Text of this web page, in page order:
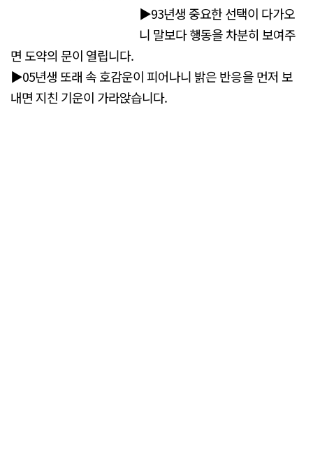
▶93년생 중요한 선택이 다가오
니 말보다 행동을 차분히 보여주
면 도약의 문이 열립니다.
▶05년생 또래 속 호감운이 피어나니 밝은 반응을 먼저 보
내면 지친 기운이 가라앉습니다.